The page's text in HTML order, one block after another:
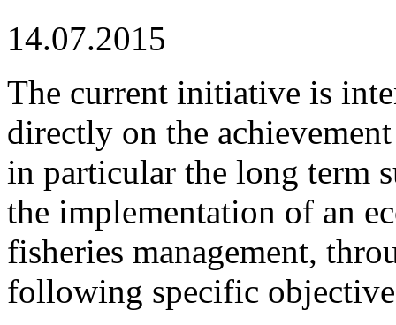
14.07.2015
The current initiative is
directly on the
in particular the long term
the implementation of an
fisheries management,
following specific